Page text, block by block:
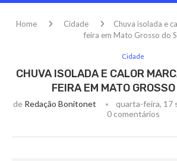
Home Cidade
Chuva isolada e
feira em Mato Grosso do
Cidade
CHUVA ISOLADA E CALOR
FEIRA EM MATO
de Redação Bonitonet
quarta-feira, 17
0 comentários